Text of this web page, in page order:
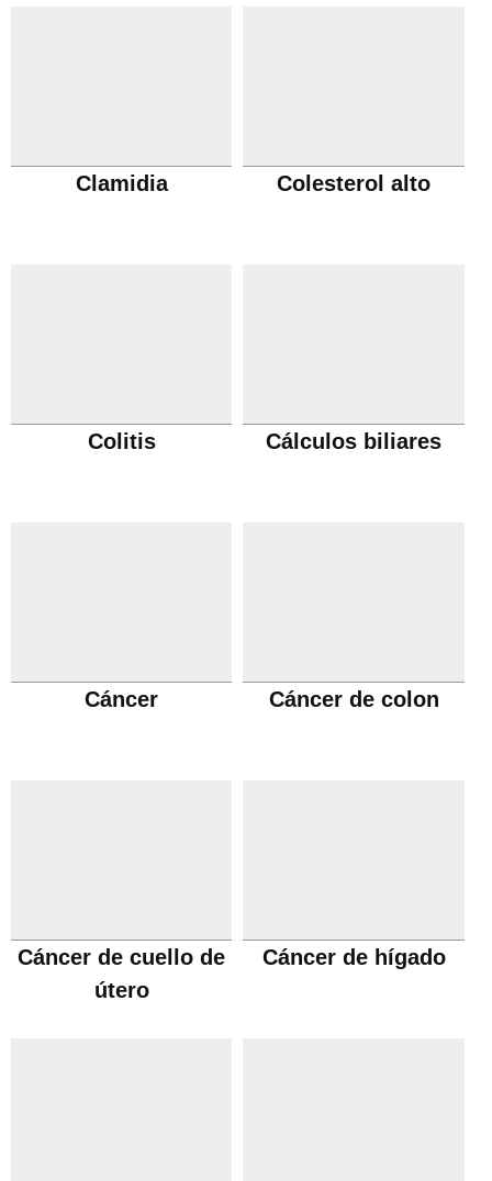
Clamidia Colesterol alto
Colitis Cálculos biliares
Cáncer Cáncer de colon
Cáncer de cuello de
útero
Cáncer de hígado